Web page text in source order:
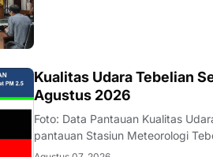
Kualitas Udara Tebelian
Agustus 2026
Foto: Data Pantauan Kualitas
pantauan Stasiun Meteorologi
Agustus 2026 terpantau berada